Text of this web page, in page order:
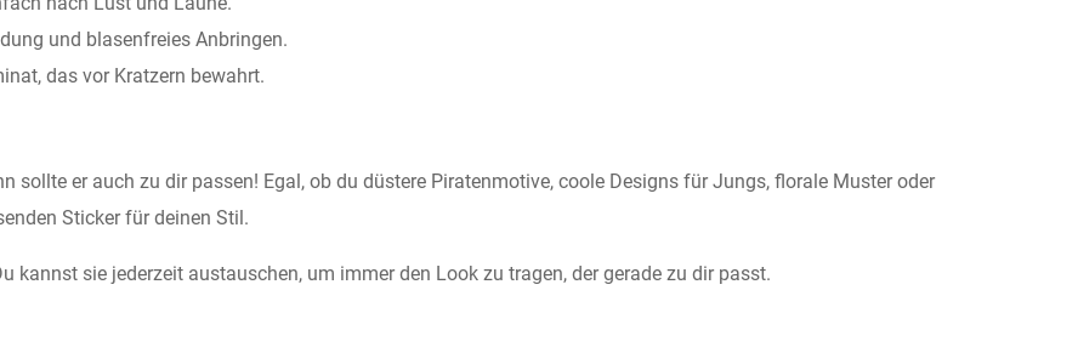
und blasenfreies Anbringen.
das vor Kratzern bewahrt.
sollte er auch zu dir passen! Egal, ob du düstere Piratenmotive, coole Designs für Jungs, florale Muster oder
Sticker für deinen Stil.
kannst sie jederzeit austauschen, um immer den Look zu tragen, der gerade zu dir passt.